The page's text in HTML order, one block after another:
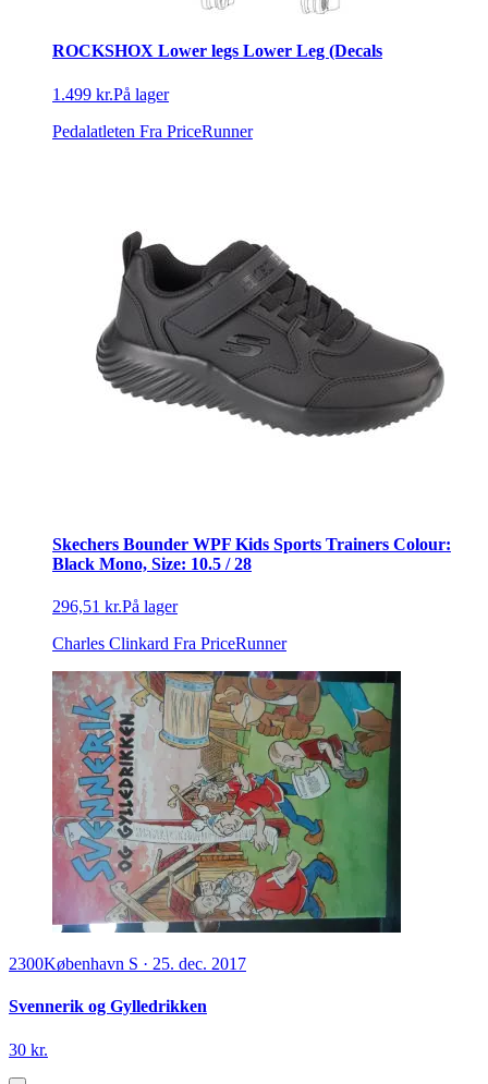
ROCKSHOX Lower legs Lower Leg (Decals
1.499 kr.På lager
Pedalatleten Fra PriceRunner
Skechers Bounder WPF Kids Sports Trainers Colour:
Black Mono, Size: 10.5 / 28
296,51 kr.På lager
Charles Clinkard Fra PriceRunner
2300København S · 25. dec. 2017
Svennerik og Gylledrikken
30 kr.